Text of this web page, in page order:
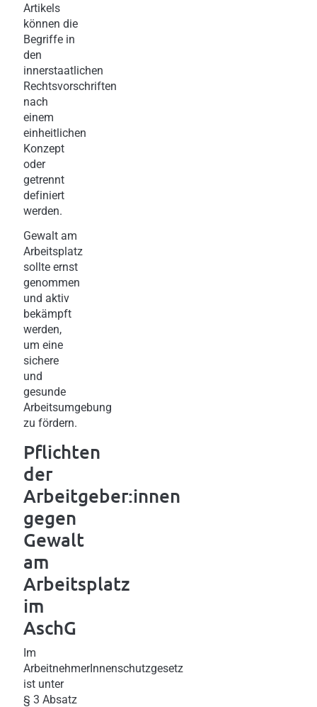
Artikels
können die
Begriffe in
den
innerstaatlichen
Rechtsvorschriften
nach
einem
einheitlichen
Konzept
oder
getrennt
definiert
werden.
Gewalt am
Arbeitsplatz
sollte ernst
genommen
und aktiv
bekämpft
werden,
um eine
sichere
und
gesunde
Arbeitsumgebung
zu fördern.
Pflichten
der
Arbeitgeber:innen
gegen
Gewalt
am
Arbeitsplatz
im
AschG
Im
ArbeitnehmerInnenschutzgesetz
ist unter
§ 3 Absatz